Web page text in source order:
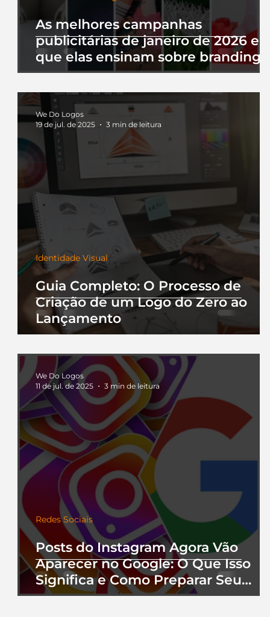
As melhores campanhas
publicitárias de janeiro de 2026 e
que elas ensinam sobre branding
Guia Completo: O Processo de
Criação de um Logo do Zero ao
Lançamento
Identidade Visual
We Do Logos
19 de jul. de 2025
3 min de leitura
Posts do Instagram Agora Vão
Aparecer no Google: O Que Isso
Significa e Como Preparar Seu
Perfil
Redes Sociais
We Do Logos
11 de jul. de 2025
3 min de leitura